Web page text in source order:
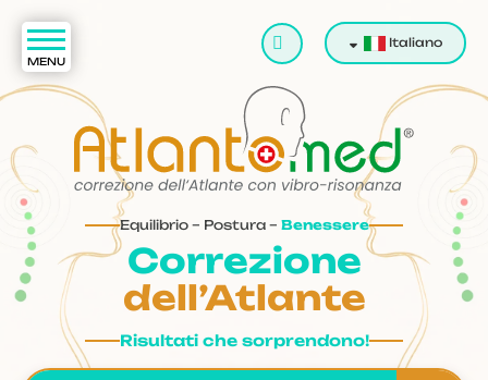
Equilibrio – Postura – Benessere
Correzione
dell’Atlante
Risultati che sorprendono!
Cerca Italiano